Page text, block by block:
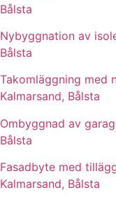
Bålsta
Nybyggnation av
Bålsta
Takomläggning med
Kalmarsand, Bålsta
Ombyggnad av
Bålsta
Fasadbyte med
Kalmarsand, Bålsta